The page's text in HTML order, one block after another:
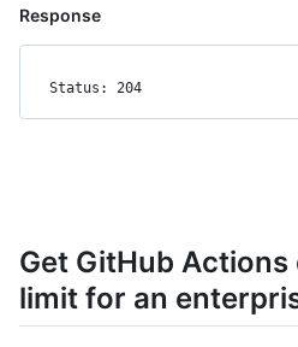
Response
Status: 204
Get GitHub
limit for an